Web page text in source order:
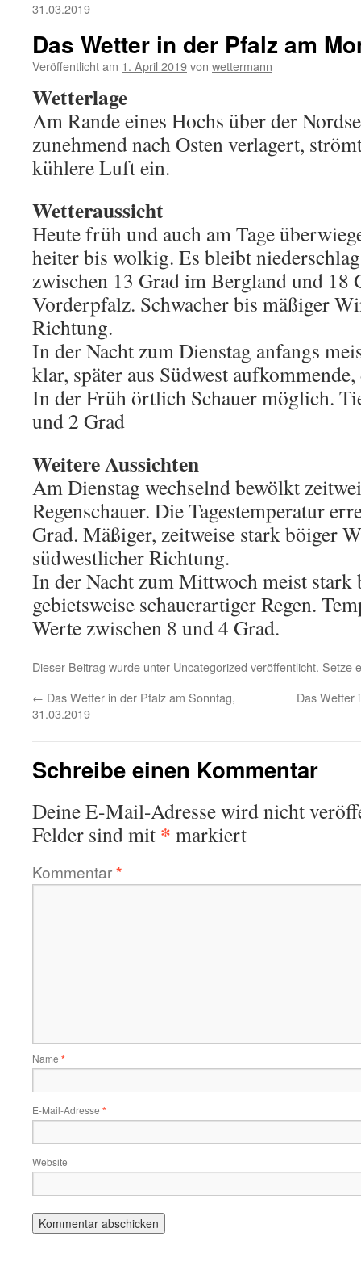
31.03.2019
Das Wetter in der Pfalz am
Veröffentlicht am 1. April 2019von wettermann
Wetterlage
Am Rande eines Hochs über der
zunehmend nach Osten verlagert,
kühlere Luft ein.
Wetteraussicht
Heute früh und auch am Tage
heiter bis wolkig. Es bleibt
zwischen 13 Grad im Bergland und 18
Vorderpfalz. Schwacher bis mäßiger
Richtung.
In der Nacht zum Dienstag anfangs
klar, später aus Südwest
In der Früh örtlich Schauer möglich.
und 2 Grad
Weitere Aussichten
Am Dienstag wechselnd bewölkt
Regenschauer. Die Tagestemperatur
Grad. Mäßiger, zeitweise stark böiger
südwestlicher Richtung.
In der Nacht zum Mittwoch meist stark
gebietsweise schauerartiger Regen.
Werte zwischen 8 und 4 Grad.
Dieser Beitrag wurde unter Uncategorized veröffentlicht. Setze
← Das Wetter in der Pfalz am Sonntag,
31.03.2019
Das Wetter
Schreibe einen Kommentar
Deine E-Mail-Adresse wird nicht
Felder sind mit * markiert
Kommentar*
Name *
E-Mail-Adresse *
Website